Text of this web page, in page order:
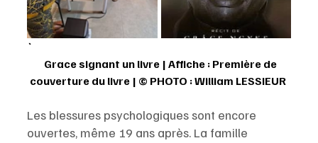
`
Grace signant un livre | Affiche : Première de
couverture du livre | © PHOTO : William LESSIEUR
Les blessures psychologiques sont encore
ouvertes, même 19 ans après. La famille